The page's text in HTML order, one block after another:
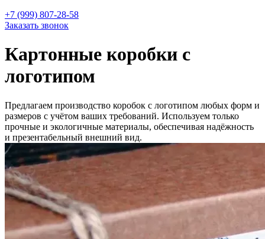
+7 (999) 807-28-58
Заказать звонок
Картонные коробки с
логотипом
Предлагаем производство коробок с логотипом любых форм и
размеров с учётом ваших требований. Используем только
прочные и экологичные материалы, обеспечивая надёжность
и презентабельный внешний вид.